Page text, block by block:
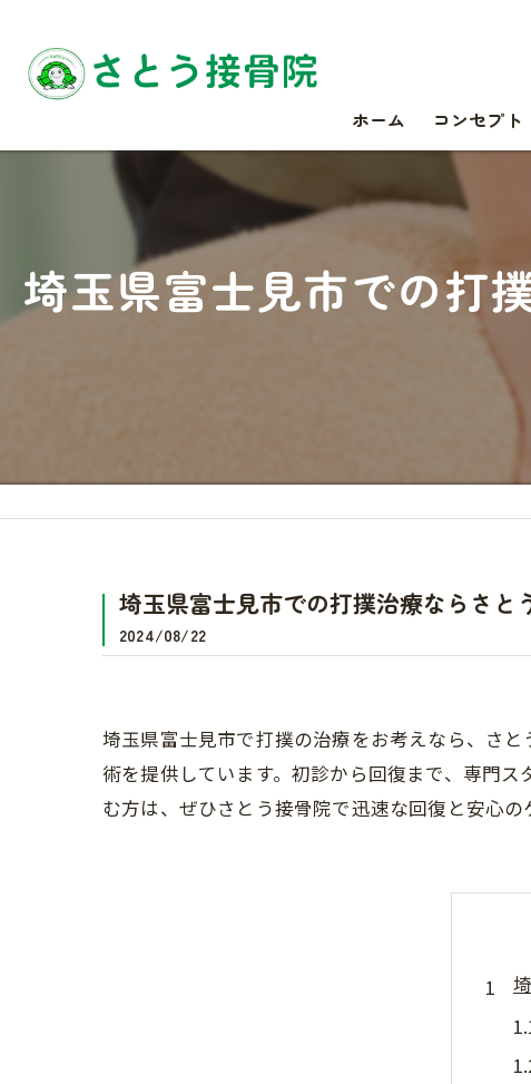
ホーム コンセプト
埼玉県富士見市での打
埼玉県富士見市での打撲治療ならさと
2024/08/22
埼玉県富士見市で打撲の治療をお考えなら、さ
術を提供しています。初診から回復まで、専門
む方は、ぜひさとう接骨院で迅速な回復と安心の